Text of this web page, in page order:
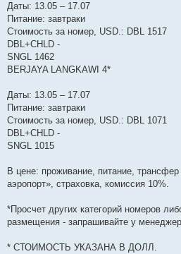
Даты: 13.05 – 17.07
Питание: завтраки
Стоимость за номер, USD.: DBL 1517
DBL+CHLD -
SNGL 1462
BERJAYA LANGKAWI 4*
Даты: 13.05 – 17.07
Питание: завтраки
Стоимость за номер, USD.: DBL 1071
DBL+CHLD -
SNGL 1015
В цене: проживание, питание,
аэропорт», страховка, комиссия 10%.
*Просчет других категорий номеров
размещения - запрашивайте у
* СТОИМОСТЬ УКАЗАНА В ДОЛЛ.